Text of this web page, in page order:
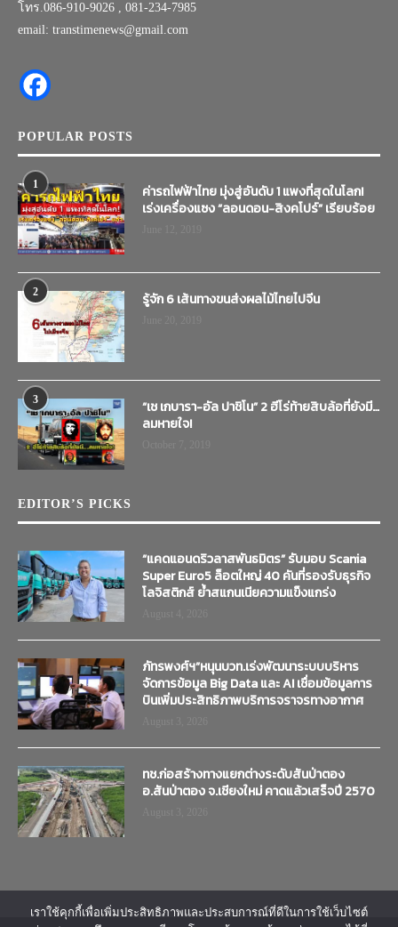
โทร.086-910-9026 , 081-234-7985
email: transtimenews@gmail.com
POPULAR POSTS
1
ค่ารถไฟฟ้าไทย มุ่งสู่อันดับ 1 แพงที่สุดในโลก!
เร่งเครื่องแซง “ลอนดอน-สิงคโปร์” เรียบร้อย
2 รู้จัก 6 เส้นทางขนส่งผลไม้ไทยไปจีน
3
“เช เกบารา-อัล ปาชิโน” 2 ฮีโร่ท้ายสิบล้อที่ยังมี…
ลมหายใจ!
EDITOR’S PICKS
“แคดแอนดริวลาสพันธมิตร” รับมอบ Scania
Super Euro5 ล็อตใหญ่ 40 คันที่รองรับธุรกิจ
โลจิสติกส์ ย้ำสแกนเนียความแข็งแกร่ง
ภัทรพงศ์ฯ”หนุนบวท.เร่งพัฒนาระบบบริหาร
จัดการข้อมูล Big Data และ AI เชื่อมข้อมูลการ
บินเพิ่มประสิทธิภาพบริการจราจรทางอากาศ
ทช.ก่อสร้างทางแยกต่างระดับสันป่าตอง
อ.สันป่าตอง จ.เชียงใหม่ คาดแล้วเสร็จปี 2570
เราใช้คุกกี้เพื่อเพิ่มประสิทธิภาพและประสบการณ์ที่ดีในการใช้เว็บไซต์